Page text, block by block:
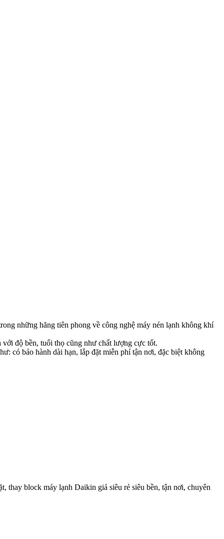
những hãng tiên phong về công nghệ máy nén lạnh không khí
độ bền, tuổi thọ cũng như chất lượng cực tốt.
có bảo hành dài hạn, lắp đặt miễn phí tận nơi, đặc biệt không
thay block máy lạnh Daikin giá siêu rẻ siêu bền, tận nơi, chuyên